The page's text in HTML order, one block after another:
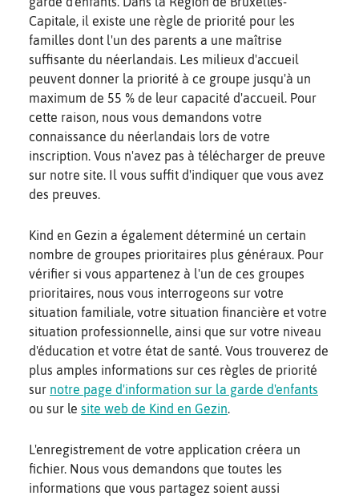
Capitale, il existe une règle de priorité pour les
familles dont l'un des parents a une maîtrise
suffisante du néerlandais. Les milieux d'accueil
peuvent donner la priorité à ce groupe jusqu'à un
maximum de 55 % de leur capacité d'accueil. Pour
cette raison, nous vous demandons votre
connaissance du néerlandais lors de votre
inscription. Vous n'avez pas à télécharger de preuve
sur notre site. Il vous suffit d'indiquer que vous avez
des preuves.
Kind en Gezin a également déterminé un certain
nombre de groupes prioritaires plus généraux. Pour
vérifier si vous appartenez à l'un de ces groupes
prioritaires, nous vous interrogeons sur votre
situation familiale, votre situation financière et votre
situation professionnelle, ainsi que sur votre niveau
d'éducation et votre état de santé. Vous trouverez de
plus amples informations sur ces règles de priorité
sur notre page d'information sur la garde d'enfants
ou sur le site web de Kind en Gezin.
L'enregistrement de votre application créera un
fichier. Nous vous demandons que toutes les
informations que vous partagez soient aussi